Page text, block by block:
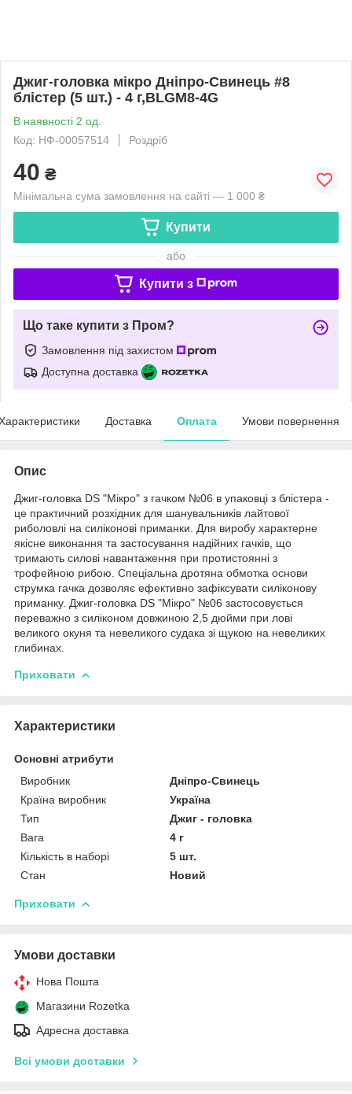
Джиг-головка мікро Дніпро-Свинець #8
блістер (5 шт.) - 4 г,BLGM8-4G
В наявності 2 од.
Код: НФ-00057514
Роздріб
40 ₴
Мінімальна сума замовлення на сайті — 1 000 ₴
Купити
або
Купити з
Що таке купити з Пром?
Замовлення під захистом
Доступна доставка
Доставка Оплата Умови повернення
Опис
Джиг-головка DS "Мікро" з гачком №06 в упаковці з блістера -
це практичний розхідник для шанувальників лайтової
риболовлі на силіконові приманки. Для виробу характерне
якісне виконання та застосування надійних гачків, що
тримають силові навантаження при протистоянні з
трофейною рибою. Спеціальна дротяна обмотка основи
струмка гачка дозволяє ефективно зафіксувати силіконову
приманку. Джиг-головка DS "Мікро" №06 застосовується
переважно з силіконом довжиною 2,5 дюйми при лові
великого окуня та невеликого судака зі щукою на невеликих
глибинах.
Приховати
Характеристики
Основні атрибути
Виробник
Дніпро-Свинець
Країна виробник
Україна
Тип
Джиг - головка
Вага
4 г
Кількість в наборі
5 шт.
Стан
Новий
Приховати
Умови доставки
Нова Пошта
Магазини Rozetka
Адресна доставка
Всі умови доставки